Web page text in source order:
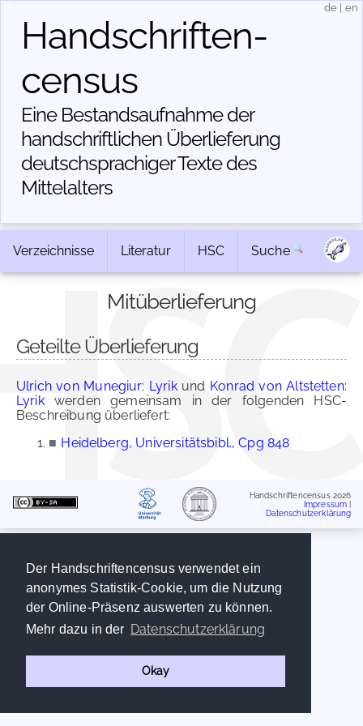
Der Handschriftencensus verwendet ein
anonymes Statistik-Cookie, um die Nutzung
der Online-Präsenz auswerten zu können.
Mehr dazu in der Datenschutzerklärung
Okay
Handschriften­
census
Eine Bestandsaufnahme der
handschriftlichen Über­lieferung
deutschsprachiger Texte des
Mittelalters
de en
Verzeichnisse Literatur HSC Suche
Mitüberlieferung
Geteilte Überlieferung
Ulrich von Munegiur: Lyrikund Konrad von Altstetten:
Lyrikwerden gemeinsam in der folgenden HSC-
Beschreibung überliefert:
■ Heidelberg, Universitätsbibl., Cpg 848
Handschriftencensus 2026
Impressum
Datenschutzerklärung